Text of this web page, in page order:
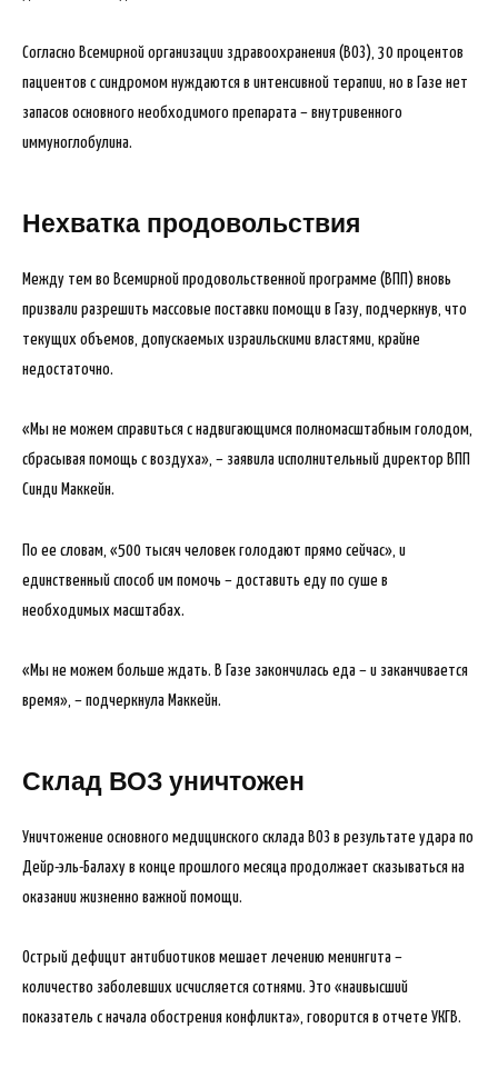
Согласно Всемирной организации здравоохранения (ВОЗ), 30 процентов
пациентов с синдромом нуждаются в интенсивной терапии, но в Газе нет
запасов основного необходимого препарата – внутривенного
иммуноглобулина.
Нехватка продовольствия
Между тем во Всемирной продовольственной программе (ВПП) вновь
призвали разрешить массовые поставки помощи в Газу, подчеркнув, что
текущих объемов, допускаемых израильскими властями, крайне
недостаточно.
«Мы не можем справиться с надвигающимся полномасштабным голодом,
сбрасывая помощь с воздуха», – заявила исполнительный директор ВПП
Синди Маккейн.
По ее словам, «500 тысяч человек голодают прямо сейчас», и
единственный способ им помочь – доставить еду по суше в
необходимых масштабах.
«Мы не можем больше ждать. В Газе закончилась еда – и заканчивается
время», – подчеркнула Маккейн.
Склад ВОЗ уничтожен
Уничтожение основного медицинского склада ВОЗ в результате удара по
Дейр-эль-Балаху в конце прошлого месяца продолжает сказываться на
оказании жизненно важной помощи.
Острый дефицит антибиотиков мешает лечению менингита –
количество заболевших исчисляется сотнями. Это «наивысший
показатель с начала обострения конфликта», говорится в отчете УКГВ.